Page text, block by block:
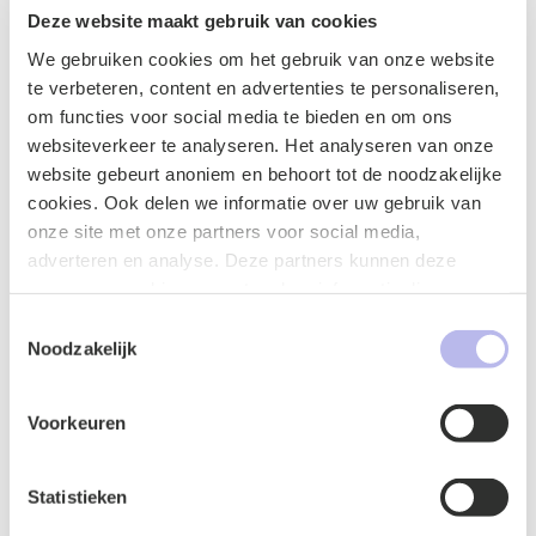
Deze website maakt gebruik van cookies
We gebruiken cookies om het gebruik van onze website
te verbeteren, content en advertenties te personaliseren,
om functies voor social media te bieden en om ons
websiteverkeer te analyseren. Het analyseren van onze
website gebeurt anoniem en behoort tot de noodzakelijke
cookies. Ook delen we informatie over uw gebruik van
onze site met onze partners voor social media,
adverteren en analyse. Deze partners kunnen deze
uw gebruik van hun services.
Noodzakelijk
Voorkeuren
Statistieken
Vermeld uw contactinformatie voor verdere
vragen.
Bied duidelijke informatie over hoe
betrokkenen contact kunnen opnemen bij
verdere vragen of zorgen. Dit moet een
specifiek telefoonnummer of e-mailadres
omvatten.
Toon transparantie en verantwoordelijkheid
Laat zien dat uw organisatie de privacy van
de betrokkenen serieus neemt en bereid is
beschermen van hun gegevens. Laat weten
welke maatregelen u gaat treffen (of al heeft
getroffen) om de risico’s en schade te
beperken. Mocht u hierover extern advies